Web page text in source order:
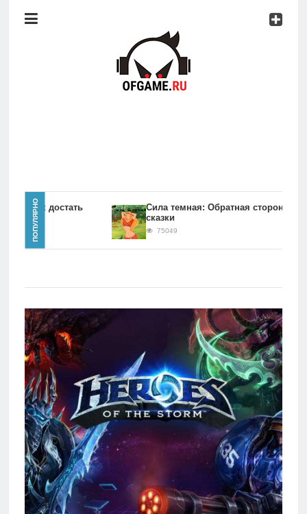
Консоли
Главная
игры
Мобильное
Культовые
игры
ПОПУЛЯРНО
Как достать
Сила темная: Обратная сторона
сказки
75049